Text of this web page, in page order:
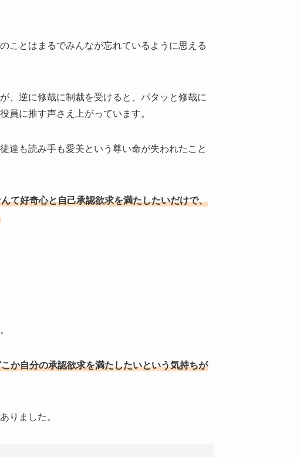
ことはまるでみんなが忘れているように思える
、逆に修哉に制裁を受けると、パタッと修哉に
員に推す声さえ上がっています。
達も読み手も愛美という尊い命が失われたこと
て好奇心と自己承認欲求を満たしたいだけで、
か自分の承認欲求を満たしたいという気持ちが
りました。